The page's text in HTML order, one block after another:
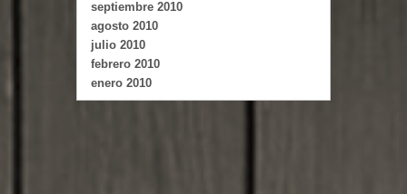
septiembre 2010
agosto 2010
julio 2010
febrero 2010
enero 2010